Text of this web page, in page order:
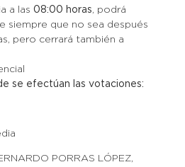
a las 08:00 horas , podrá
siempre que no sea después
pero cerrará también a
se efectúan las votaciones:
PORRAS LÓPEZ,